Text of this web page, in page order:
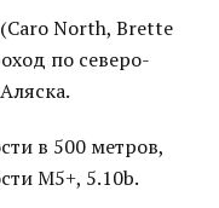
North, Brette
по северо-
в 500 метров,
M5+, 5.10b.